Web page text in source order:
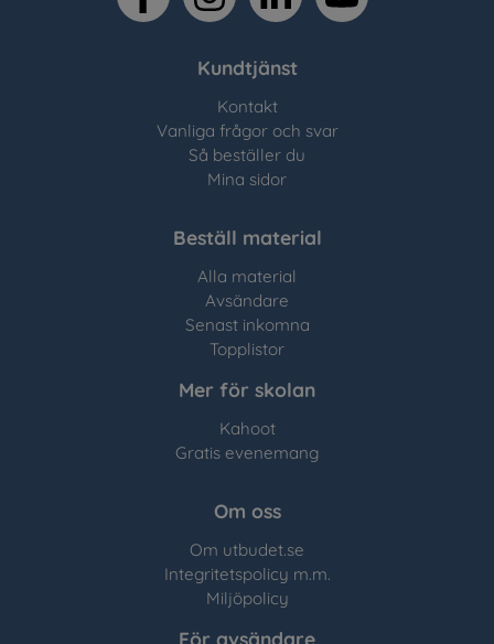
Kundtjänst
Kontakt
Vanliga frågor och svar
Så beställer du
Mina sidor
Beställ material
Alla material
Avsändare
Senast inkomna
Topplistor
Mer för skolan
Kahoot
Gratis evenemang
Om oss
Om utbudet.se
Integritetspolicy m.m.
Miljöpolicy
För avsändare